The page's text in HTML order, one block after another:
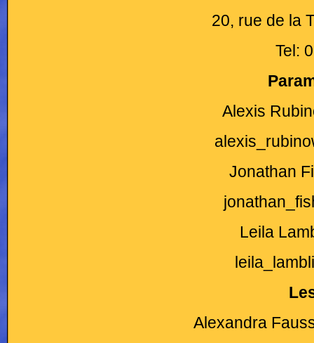
20, rue de la
Tel:
Alexis
Jonathan
Leila
Alexandra